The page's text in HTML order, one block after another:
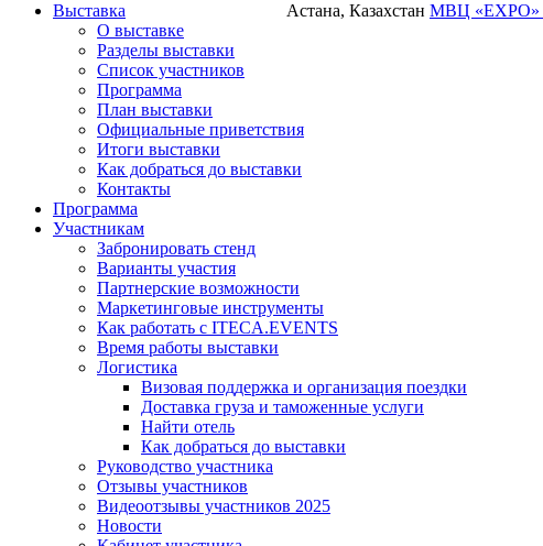
Астана, Казахстан МВЦ «EXPO»
Выставка
О выставке
Разделы выставки
Список участников
Программа
План выставки
Официальные приветствия
Итоги выставки
Как добраться до выставки
Контакты
Программа
Участникам
Забронировать стенд
Варианты участия
Партнерские возможности
Маркетинговые инструменты
Как работать с ITECA.EVENTS
Время работы выставки
Логистика
Визовая поддержка и организация поездки
Доставка груза и таможенные услуги
Найти отель
Как добраться до выставки
Руководство участника
Отзывы участников
Видеоотзывы участников 2025
Новости